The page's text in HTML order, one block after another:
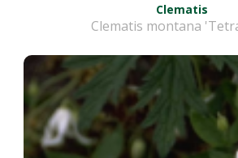
Clematis
Clematis montana